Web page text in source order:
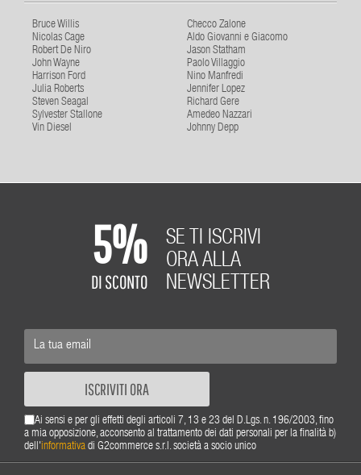
Bruce Willis
Checco Zalone
Nicolas Cage
Aldo Giovanni e Giacomo
Robert De Niro
Jason Statham
John Wayne
Paolo Villaggio
Harrison Ford
Nino Manfredi
Julia Roberts
Jennifer Lopez
Steven Seagal
Richard Gere
Sylvester Stallone
Amedeo Nazzari
Vin Diesel
Johnny Depp
5%
DI SCONTO
SE TI ISCRIVI
ORA ALLA
NEWSLETTER
ISCRIVITI ORA
Ai sensi e per gli effetti degli articoli 7, 13 e 23 del D.Lgs. n. 196/2003, fino
a mia opposizione, acconsento al trattamento dei dati personali per la finalità b)
dell'informativa di G2commerce s.r.l. società a socio unico